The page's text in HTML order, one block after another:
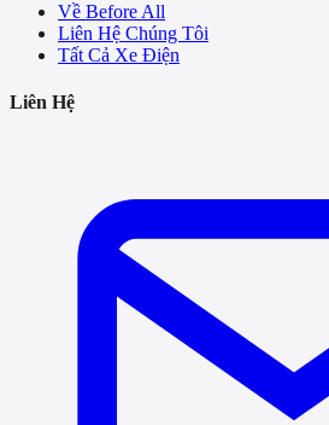
Về Before All
Liên Hệ Chúng Tôi
Tất Cả Xe Điện
Liên Hệ